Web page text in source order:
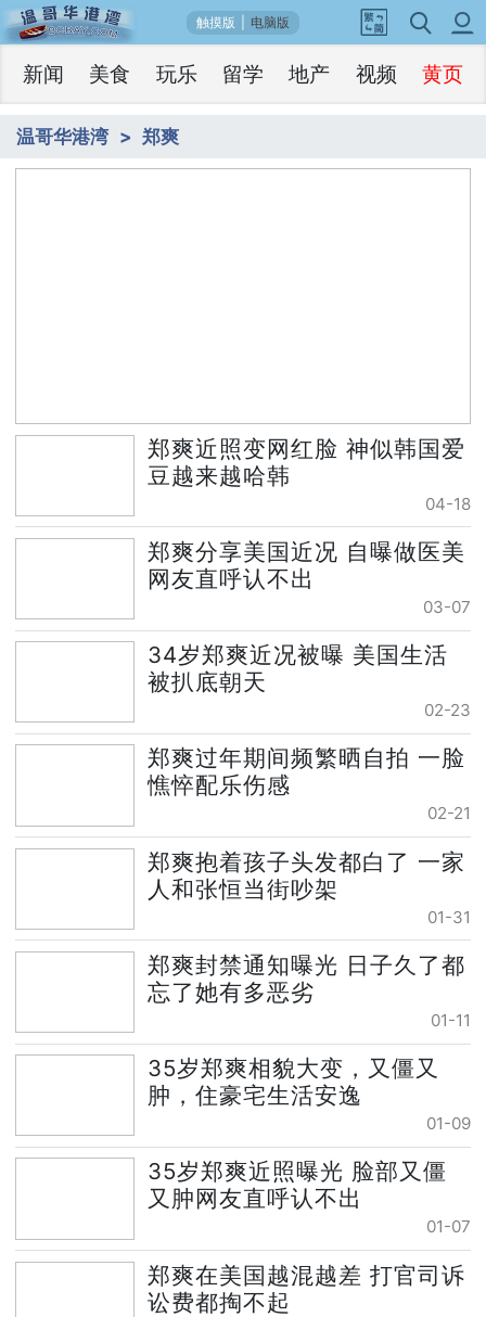
触摸版 电脑版
新闻 美食 玩乐 留学 地产 视频 黄页
温哥华港湾 郑爽
韩
郑爽近照变网红脸 神似韩国爱
豆越来越哈韩
04-18
郑爽分享美国近况 自曝做医美
网友直呼认不出
03-07
34岁郑爽近况被曝 美国生活
被扒底朝天
02-23
郑爽过年期间频繁晒自拍 一脸
憔悴配乐伤感
02-21
郑爽抱着孩子头发都白了 一家
人和张恒当街吵架
01-31
郑爽封禁通知曝光 日子久了都
忘了她有多恶劣
01-11
35岁郑爽相貌大变，又僵又
肿，住豪宅生活安逸
01-09
35岁郑爽近照曝光 脸部又僵
又肿网友直呼认不出
01-07
郑爽在美国越混越差 打官司诉
讼费都掏不起